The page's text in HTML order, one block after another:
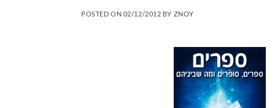
POSTED ON 02/12/2012 BY ZNOY